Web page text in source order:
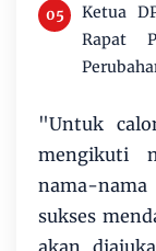
Ketua
Rapat
"Untuk
mengikuti
nama-
sukses
akan